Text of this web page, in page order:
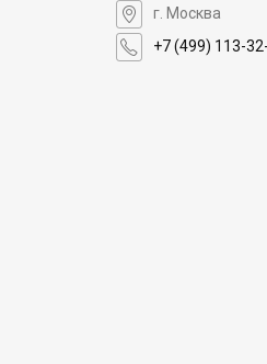
г. Москва
+7 (499) 113-